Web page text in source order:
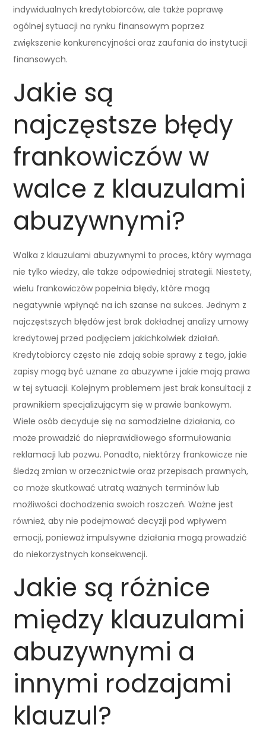
indywidualnych kredytobiorców, ale także poprawę
ogólnej sytuacji na rynku finansowym poprzez
zwiększenie konkurencyjności oraz zaufania do instytucji
finansowych.
Jakie są
najczęstsze błędy
frankowiczów w
walce z klauzulami
abuzywnymi?
Walka z klauzulami abuzywnymi to proces, który wymaga
nie tylko wiedzy, ale także odpowiedniej strategii. Niestety,
wielu frankowiczów popełnia błędy, które mogą
negatywnie wpłynąć na ich szanse na sukces. Jednym z
najczęstszych błędów jest brak dokładnej analizy umowy
kredytowej przed podjęciem jakichkolwiek działań.
Kredytobiorcy często nie zdają sobie sprawy z tego, jakie
zapisy mogą być uznane za abuzywne i jakie mają prawa
w tej sytuacji. Kolejnym problemem jest brak konsultacji z
prawnikiem specjalizującym się w prawie bankowym.
Wiele osób decyduje się na samodzielne działania, co
może prowadzić do nieprawidłowego sformułowania
reklamacji lub pozwu. Ponadto, niektórzy frankowicze nie
śledzą zmian w orzecznictwie oraz przepisach prawnych,
co może skutkować utratą ważnych terminów lub
możliwości dochodzenia swoich roszczeń. Ważne jest
również, aby nie podejmować decyzji pod wpływem
emocji, ponieważ impulsywne działania mogą prowadzić
do niekorzystnych konsekwencji.
Jakie są różnice
między klauzulami
abuzywnymi a
innymi rodzajami
klauzul?